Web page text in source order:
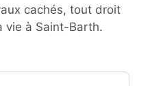
cachés, tout droit
à Saint-Barth.